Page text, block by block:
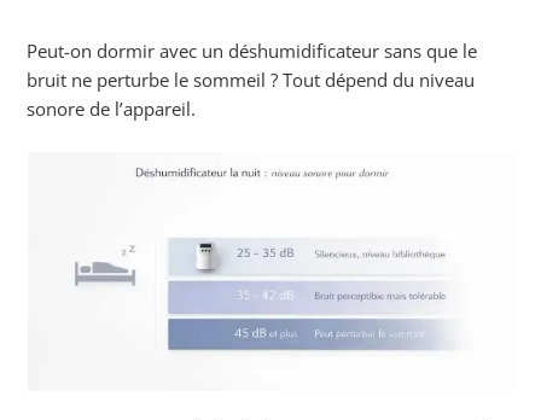
Peut-on dormir avec un déshumidificateur sans que le
bruit ne perturbe le sommeil ? Tout dépend du niveau
sonore de l’appareil.